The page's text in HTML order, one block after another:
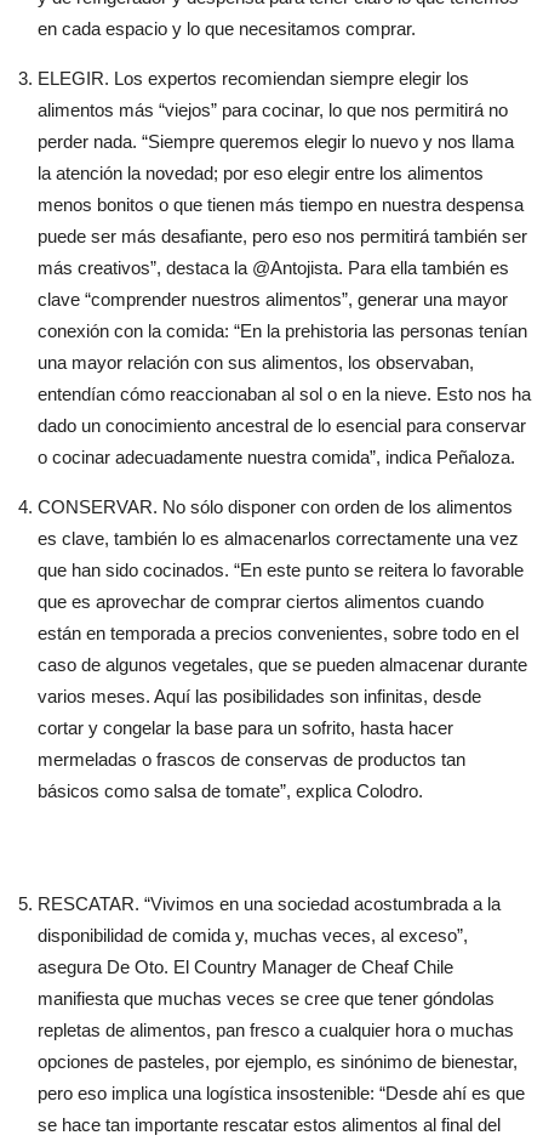
en cada espacio y lo que necesitamos comprar.
ELEGIR. Los expertos recomiendan siempre elegir los
alimentos más “viejos” para cocinar, lo que nos permitirá no
perder nada. “Siempre queremos elegir lo nuevo y nos llama
la atención la novedad; por eso elegir entre los alimentos
menos bonitos o que tienen más tiempo en nuestra despensa
puede ser más desafiante, pero eso nos permitirá también ser
más creativos”, destaca la @Antojista. Para ella también es
clave “comprender nuestros alimentos”, generar una mayor
conexión con la comida: “En la prehistoria las personas tenían
una mayor relación con sus alimentos, los observaban,
entendían cómo reaccionaban al sol o en la nieve. Esto nos ha
dado un conocimiento ancestral de lo esencial para conservar
o cocinar adecuadamente nuestra comida”, indica Peñaloza.
CONSERVAR. No sólo disponer con orden de los alimentos
es clave, también lo es almacenarlos correctamente una vez
que han sido cocinados. “En este punto se reitera lo favorable
que es aprovechar de comprar ciertos alimentos cuando
están en temporada a precios convenientes, sobre todo en el
caso de algunos vegetales, que se pueden almacenar durante
varios meses. Aquí las posibilidades son infinitas, desde
cortar y congelar la base para un sofrito, hasta hacer
mermeladas o frascos de conservas de productos tan
básicos como salsa de tomate”, explica Colodro.
RESCATAR. “Vivimos en una sociedad acostumbrada a la
disponibilidad de comida y, muchas veces, al exceso”,
asegura De Oto. El Country Manager de Cheaf Chile
manifiesta que muchas veces se cree que tener góndolas
repletas de alimentos, pan fresco a cualquier hora o muchas
opciones de pasteles, por ejemplo, es sinónimo de bienestar,
pero eso implica una logística insostenible: “Desde ahí es que
se hace tan importante rescatar estos alimentos al final del